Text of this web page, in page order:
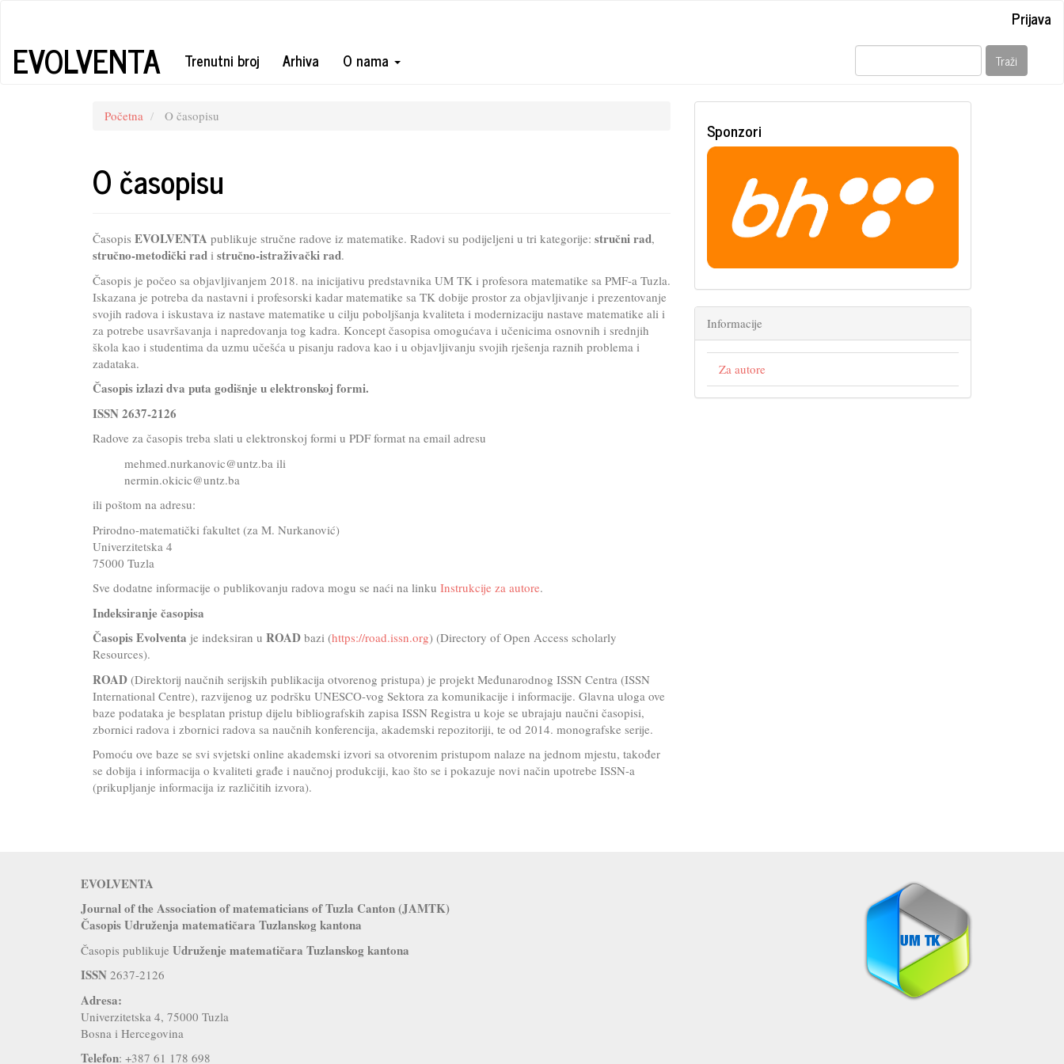
page
content
Prijava
EVOLVENTA Trenutni broj Arhiva O nama Traži
Početna O časopisu
O časopisu
Časopis EVOLVENTA publikuje stručne radove iz matematike. Radovi su podijeljeni u tri kategorije: stručni rad,
stručno-metodički rad i stručno-istraživački rad.
Časopis je počeo sa objavljivanjem 2018. na inicijativu predstavnika UM TK i profesora matematike sa PMF-a Tuzla.
Iskazana je potreba da nastavni i profesorski kadar matematike sa TK dobije prostor za objavljivanje i prezentovanje
svojih radova i iskustava iz nastave matematike u cilju poboljšanja kvaliteta i modernizaciju nastave matematike ali i
za potrebe usavršavanja i napredovanja tog kadra. Koncept časopisa omogućava i učenicima osnovnih i srednjih
škola kao i studentima da uzmu učešća u pisanju radova kao i u objavljivanju svojih rješenja raznih problema i
zadataka.
Časopis izlazi dva puta godišnje u elektronskoj formi.
ISSN 2637-2126
Radove za časopis treba slati u elektronskoj formi u PDF format na email adresu
mehmed.nurkanovic@untz.ba ili
nermin.okicic@untz.ba
ili poštom na adresu:
Prirodno-matematički fakultet (za M. Nurkanović)
Univerzitetska 4
75000 Tuzla
Sve dodatne informacije o publikovanju radova mogu se naći na linku Instrukcije za autore.
Indeksiranje časopisa
Časopis Evolventa je indeksiran u ROAD bazi (https://road.issn.org) (Directory of Open Access scholarly
Resources).
ROAD (Direktorij naučnih serijskih publikacija otvorenog pristupa) je projekt Međunarodnog ISSN Centra (ISSN
International Centre), razvijenog uz podršku UNESCO-vog Sektora za komunikacije i informacije. Glavna uloga ove
baze podataka je besplatan pristup dijelu bibliografskih zapisa ISSN Registra u koje se ubrajaju naučni časopisi,
zbornici radova i zbornici radova sa naučnih konferencija, akademski repozitoriji, te od 2014. monografske serije.
Pomoću ove baze se svi svjetski online akademski izvori sa otvorenim pristupom nalaze na jednom mjestu, također
se dobija i informacija o kvaliteti građe i naučnoj produkciji, kao što se i pokazuje novi način upotrebe ISSN-a
(prikupljanje informacija iz različitih izvora).
Sponzori
Informacije
Za autore
EVOLVENTA
Journal of the Association of matematicians of Tuzla Canton (JAMTK)
Časopis Udruženja matematičara Tuzlanskog kantona
Časopis publikuje Udruženje matematičara Tuzlanskog kantona
ISSN 2637-2126
Adresa:
Univerzitetska 4, 75000 Tuzla
Bosna i Hercegovina
Telefon: +387 61 178 698